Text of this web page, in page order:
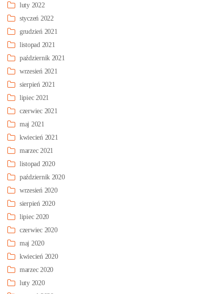
luty 2022
styczeń 2022
grudzień 2021
listopad 2021
październik 2021
wrzesień 2021
sierpień 2021
lipiec 2021
czerwiec 2021
maj 2021
kwiecień 2021
marzec 2021
listopad 2020
październik 2020
wrzesień 2020
sierpień 2020
lipiec 2020
czerwiec 2020
maj 2020
kwiecień 2020
marzec 2020
luty 2020